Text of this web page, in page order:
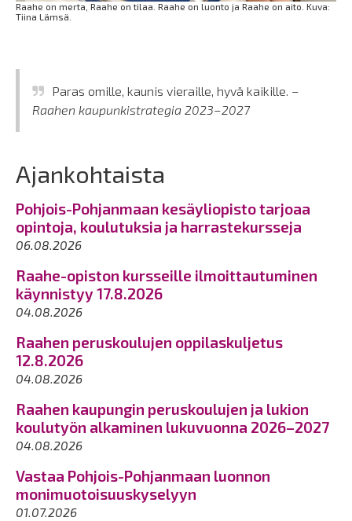
Raahe on merta, Raahe on tilaa. Raahe on luonto ja Raahe on aito. Kuva:
Tiina Lämsä.
Paras omille, kaunis vieraille, hyvä kaikille. –
Raahen kaupunkistrategia 2023–2027
Ajankohtaista
Pohjois-Pohjanmaan kesäyliopisto tarjoaa
opintoja, koulutuksia ja harrastekursseja
06.08.2026
Raahe-opiston kursseille ilmoittautuminen
käynnistyy 17.8.2026
04.08.2026
Raahen peruskoulujen oppilaskuljetus
12.8.2026
04.08.2026
Raahen kaupungin peruskoulujen ja lukion
koulutyön alkaminen lukuvuonna 2026–2027
04.08.2026
Vastaa Pohjois-Pohjanmaan luonnon
monimuotoisuuskyselyyn
01.07.2026